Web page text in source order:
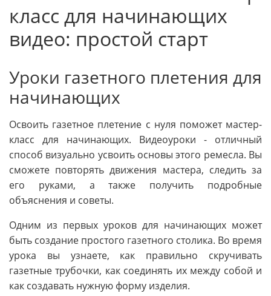
класс для начинающих
видео: простой старт
Уроки газетного плетения для
начинающих
Освоить газетное плетение с нуля поможет мастер-
класс для начинающих. Видеоуроки - отличный
способ визуально усвоить основы этого ремесла. Вы
сможете повторять движения мастера, следить за
его руками, а также получить подробные
объяснения и советы.
Одним из первых уроков для начинающих может
быть создание простого газетного столика. Во время
урока вы узнаете, как правильно скручивать
газетные трубочки, как соединять их между собой и
как создавать нужную форму изделия.